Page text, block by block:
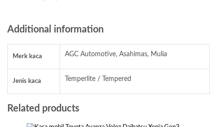
Additional information
Merk kaca AGC Automotive, Asahimas, Mulia
Jenis kaca Temperlite / Tempered
Related products